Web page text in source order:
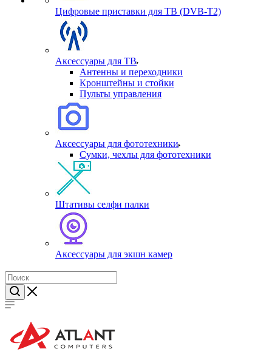
Цифровые приставки для ТВ (DVB-T2)
Аксессуары для ТВ
Антенны и переходники
Кронштейны и стойки
Пульты управления
Аксессуары для фототехники
Сумки, чехлы для фототехники
Штативы селфи палки
Аксессуары для экшн камер